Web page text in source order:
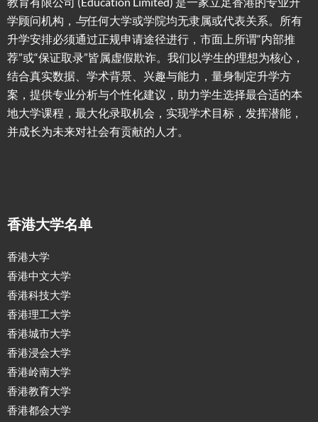
学顾问机构， 与任何大学或学院均无隶属或代表关系。所有
升学安排必须通过正规申请途径进行，市面上所谓“内部推
荐”或“保证取录”皆属虚假欺诈。我们以学生的理想为核心，
结合真实数据、学术背景、兴趣与能力，量身制定升学方
案，提供专业分析与个性化建议，助力学生选择最合适的本
地大学课程，最大化录取机会，实现学术目标，发挥潜能，
并成长为未来对社会有贡献的人才。
香港大学名单
香港大学
香港中文大学
香港科技大学
香港理工大学
香港城市大学
香港浸会大学
香港岭南大学
香港教育大学
香港都会大学